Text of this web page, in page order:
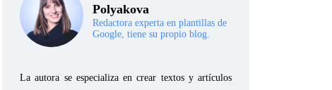
Polyakova
Redactora experta en plantillas de
Google, tiene su propio blog.
La autora se especializa en crear textos y artículos